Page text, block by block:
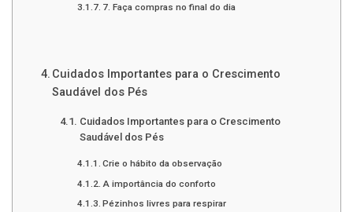
7. Faça compras no final do dia
Cuidados Importantes para o Crescimento
Saudável dos Pés
Cuidados Importantes para o Crescimento
Saudável dos Pés
Crie o hábito da observação
A importância do conforto
Pézinhos livres para respirar